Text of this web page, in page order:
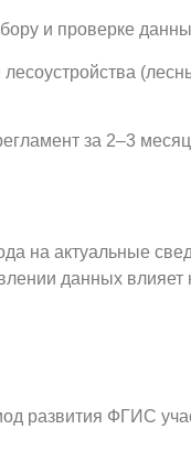
и проверке
за 2–3
на актуальные
данных влияет
развития ФГИС